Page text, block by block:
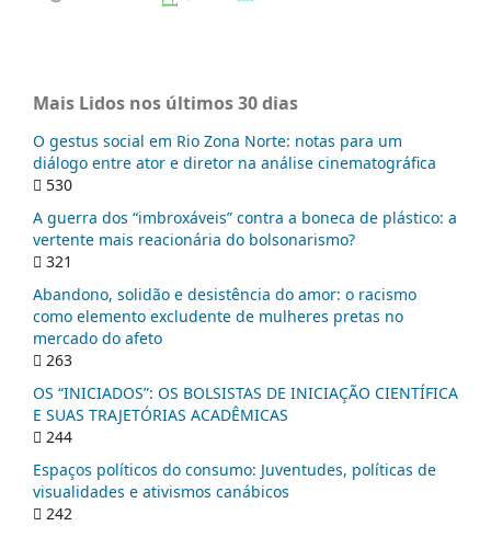
Mais Lidos nos últimos 30 dias
O gestus social em Rio Zona Norte: notas para um
diálogo entre ator e diretor na análise cinematográfica
530
A guerra dos “imbroxáveis” contra a boneca de plástico: a
vertente mais reacionária do bolsonarismo?
321
Abandono, solidão e desistência do amor: o racismo
como elemento excludente de mulheres pretas no
mercado do afeto
263
OS “INICIADOS”: OS BOLSISTAS DE INICIAÇÃO CIENTÍFICA
E SUAS TRAJETÓRIAS ACADÊMICAS
244
Espaços políticos do consumo: Juventudes, políticas de
visualidades e ativismos canábicos
242